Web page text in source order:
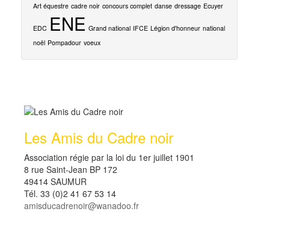
Art équestre cadre noir concours complet danse dressage Ecuyer
EDC ENE Grand national IFCE Légion d'honneur national
noël Pompadour voeux
Les Amis du Cadre noir
Association régie par la loi du 1er juillet 1901
8 rue Saint-Jean BP 172
49414 SAUMUR
Tél. 33 (0)2 41 67 53 14
amisducadrenoir@wanadoo.fr